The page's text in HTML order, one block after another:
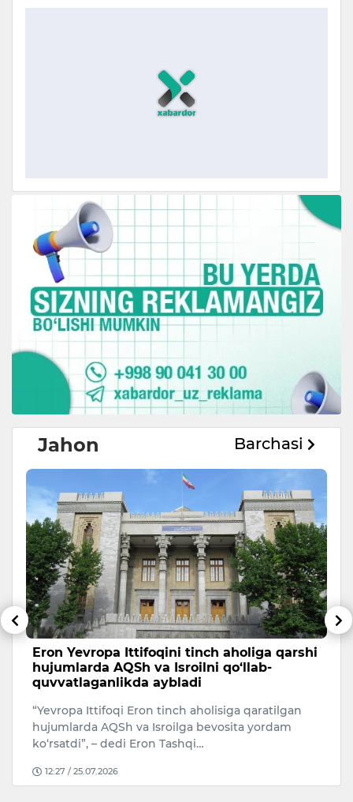
Jahon Barchasi
Eron Yevropa Ittifoqini tinch aholiga qarshi
hujumlarda AQSh va Isroilni qo‘llab-
quvvatlaganlikda aybladi
“Yevropa Ittifoqi Eron tinch aholisiga qaratilgan
hujumlarda AQSh va Isroilga bevosita yordam
ko‘rsatdi”, – dedi Eron Tashqi…
12:27 / 25.07.2026